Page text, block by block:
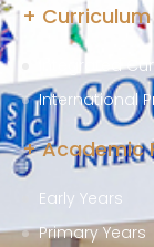
+
Integrated
International
+ Academic
Early Years
Primary Years